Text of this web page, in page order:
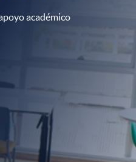
académico